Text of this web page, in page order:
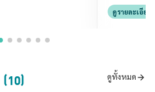
ดูรายละเอียด
ดูทั้งหมด